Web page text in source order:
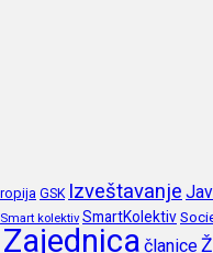
GSK Izveštavanje
Smart kolektiv SmartKolektiv
Zajednica članice